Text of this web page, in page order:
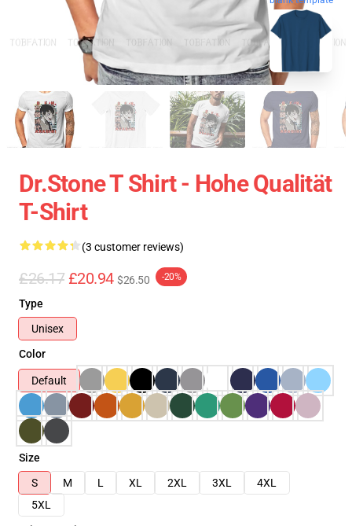
blank template
Dr.Stone T Shirt - Hohe Qualität
T-Shirt
(3 customer reviews)
£26.17 £20.94 $26.50 -20%
Type
Unisex
Color
Default
Size
S
M L XL 2XL 3XL
4XL
5XL